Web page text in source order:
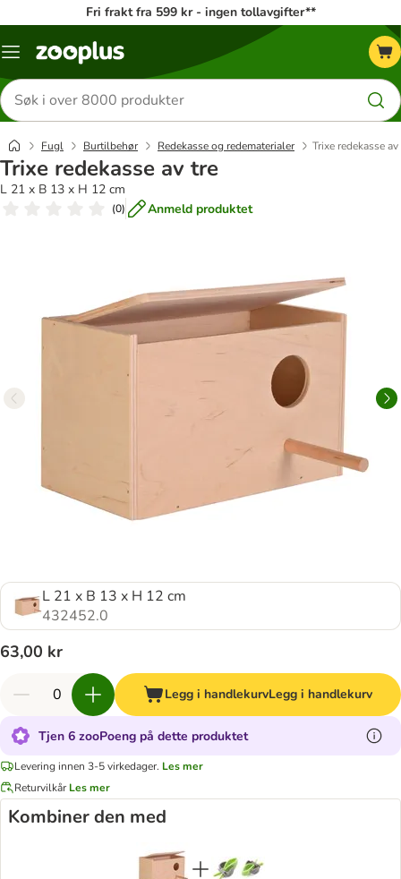
Fri frakt fra 599 kr - ingen tollavgifter**
Katalogmeny
Søk
etter
produkter
Fugl Burtilbehør Redekasse og redematerialer Trixe redekasse
Trixe redekasse av tre
L 21 x B 13 x H 12 cm
(0) Anmeld produktet
L 21 x B 13 x H 12 cm
432452.0
63,00 kr
Legg i handlekurvLegg i handlekurv
Tjen 6 zooPoeng på dette produktet
Levering innen 3-5 virkedager. Les mer
Returvilkår Les mer
Kombiner den med